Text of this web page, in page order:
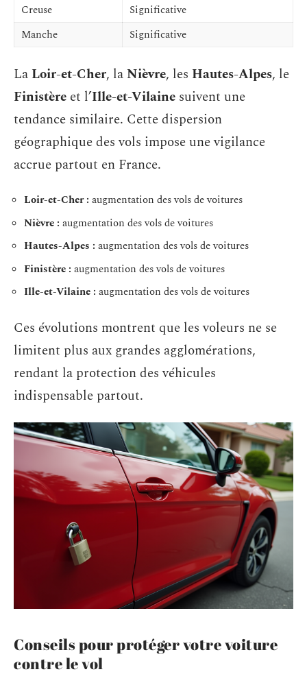
Creuse
Significative
Manche
Significative
La Loir-et-Cher, laNièvre, les Hautes-Alpes, le
Finistère et l’Ille-et-Vilaine suivent une
tendance similaire. Cette dispersion
géographique des vols impose une vigilance
accrue partout en France.
Loir-et-Cher : augmentation des vols de voitures
Nièvre : augmentation des vols de voitures
Hautes-Alpes : augmentation des vols de voitures
Finistère : augmentation des vols de voitures
Ille-et-Vilaine : augmentation des vols de voitures
Ces évolutions montrent que les voleurs ne se
limitent plus aux grandes agglomérations,
rendant la protection des véhicules
indispensable partout.
Conseils pour protéger votre voiture
contre le vol